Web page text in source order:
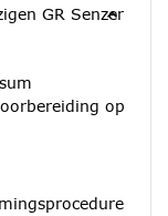
GR Senzer
op